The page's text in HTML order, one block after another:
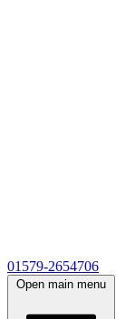
01579-2654706
Open main menu